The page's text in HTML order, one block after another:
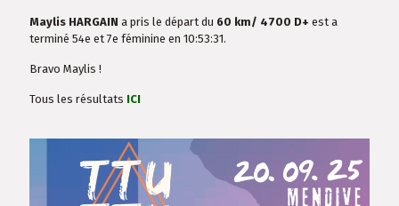
Maylis HARGAIN a pris le départ du 60 km/ 4700 D+ est a
terminé 54e et 7e féminine en 10:53:31.
Bravo Maylis !
Tous les résultats ICI